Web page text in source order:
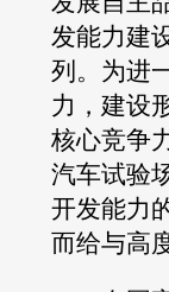
发能力建
列。为进
力，建设
核心竞争
汽车试验
开发能力
而给与高